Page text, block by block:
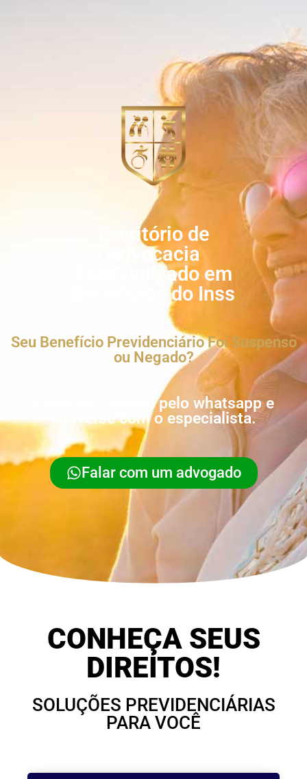
Escritório de
Advocacia
Especializado em
Benefícios do Inss
Seu Benefício Previdenciário Foi Suspenso
ou Negado?
Entre em contato pelo whatsapp e
converse com o especialista.
Falar com um advogado
CONHEÇA SEUS
DIREITOS!
SOLUÇÕES PREVIDENCIÁRIAS
PARA VOCÊ